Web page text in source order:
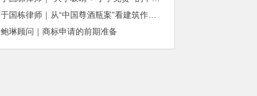
于国栋律师｜从“中国尊酒瓶案”看建筑作品著作权保护的司法边界与商用合规
鲍琳顾问｜商标申请的前期准备